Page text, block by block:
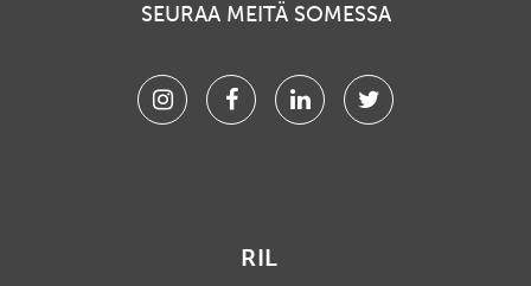
SEURAA MEITÄ SOMESSA
InstagramFacebookLinkedinTwitter
RIL